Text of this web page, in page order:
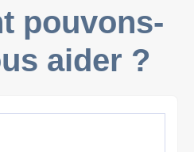
pouvons-
aider ?